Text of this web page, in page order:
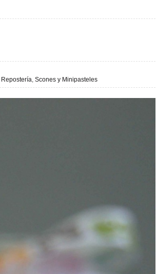
Repostería, Scones y Minipasteles